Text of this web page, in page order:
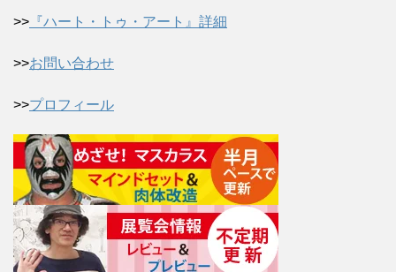
>> 『ハート・トゥ・アート』詳細
>>お問い合わせ
>>プロフィール